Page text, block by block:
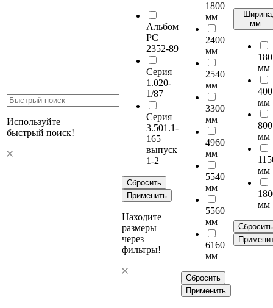
Используйте
быстрый поиск!
Альбом
РС
2352-89
Серия
1.020-
1/87
Серия
3.501.1-
165
выпуск
1-2
Сбросить
Применить
Находите
размеры
через
фильтры!
1800
мм
2400
мм
2540
мм
3300
мм
4960
мм
5540
мм
5560
мм
6160
мм
Сбросить
Применить
мм
180
мм
400
мм
800
мм
мм
мм
Сбросить